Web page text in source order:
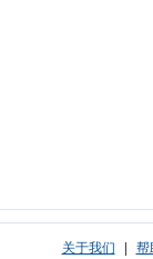
关于我们
帮